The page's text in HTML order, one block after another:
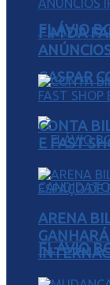
FLÁVIO
GASPAR
FLÁVIO
FIM DA
CONTA
E FAST
ARENA